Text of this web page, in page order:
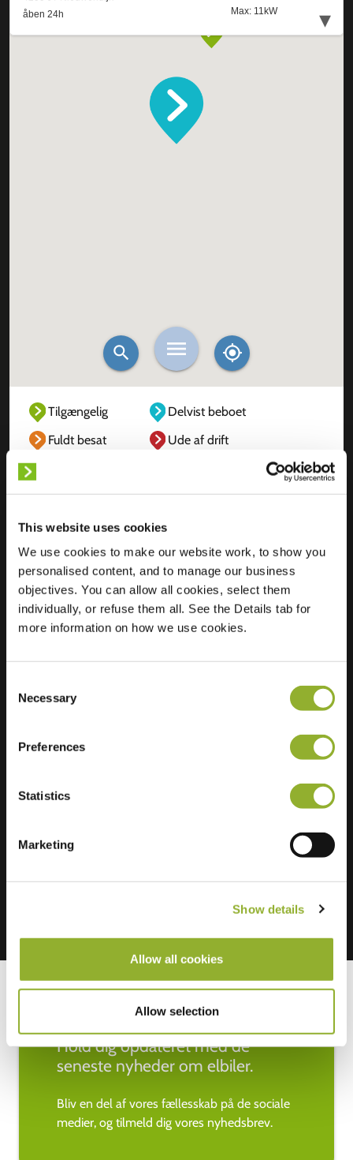
This website uses cookies
We use cookies to make our website work, to show you
personalised content, and to manage our business
objectives. You can allow all cookies, select them
individually, or refuse them all. See the Details tab for
more information on how we use cookies.
Selection
Necessary
Preferences
Statistics
Marketing
Show details
Allow all cookies
Allow selection
Tilgængelig
Delvist beboet
Fuldt besat
Ude af drift
Beliggenhed
Dirkappel 15
4255 JT Nieuwendijk
Holland
Hold dig opdateret med de
seneste nyheder om elbiler.
Bliv en del af vores fællesskab på de sociale
medier, og tilmeld dig vores nyhedsbrev.